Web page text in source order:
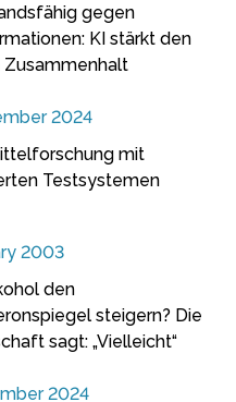
gegen
KI stärkt den
Zusammenhalt
2024
mit
Testsystemen
2003
den
steigern? Die
sagt: „Vielleicht“
2024